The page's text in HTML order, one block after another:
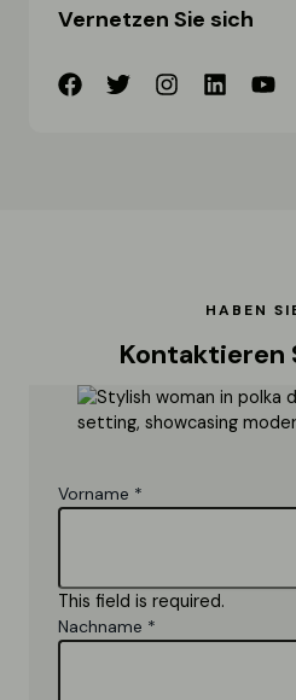
Vernetzen Sie sich
HABEN
Kontaktieren
Vorname *
This field is required.
Nachname *